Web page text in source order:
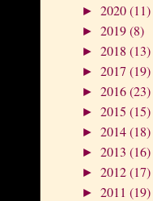
► 2020(11)
► 2019(8)
► 2018 (13)
► 2017 (19)
► 2016(23)
► 2015 (15)
► 2014(18)
► 2013 (16)
► 2012(17)
► 2011 (19)